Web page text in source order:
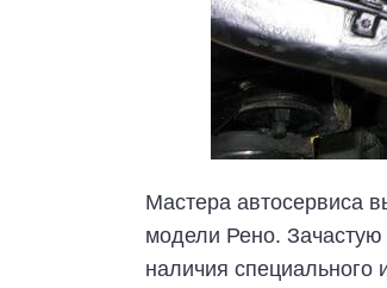
Мастера автосервиса
модели Рено. Зачастую
наличия специального